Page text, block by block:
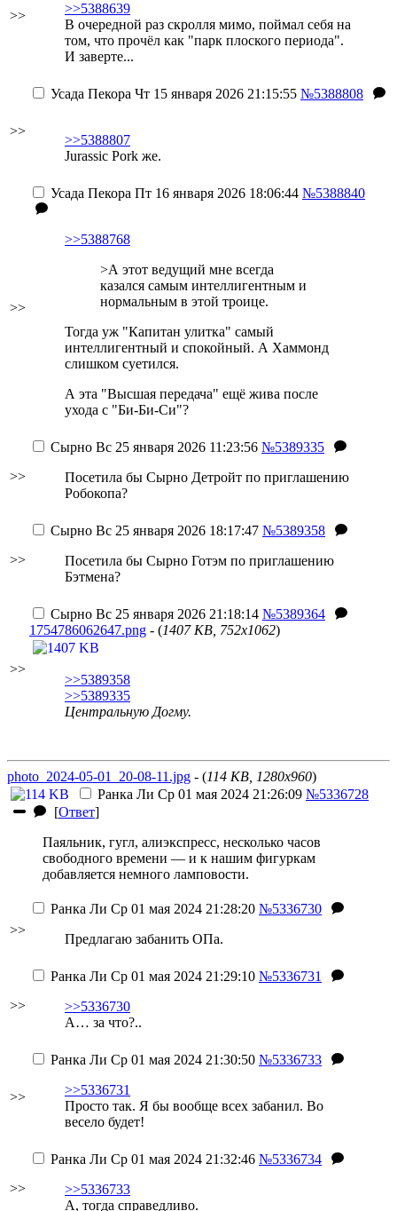
>>
>>5388639
В очередной раз скролля мимо, поймал себя на
том, что прочёл как "парк плоского периода".
И заверте...
>>
Усада Пекора Чт 15 января 2026 21:15:55 №5388808
>>5388807
Jurassic Pork же.
>>
Усада Пекора Пт 16 января 2026 18:06:44 №5388840
>>5388768
>А этот ведущий мне всегда
казался самым интеллигентным и
нормальным в этой троице.
Тогда уж "Капитан улитка" самый
интеллигентный и спокойный. А Хаммонд
слишком суетился.
А эта "Высшая передача" ещё жива после
ухода с "Би-Би-Си"?
>>
Сырно Вс 25 января 2026 11:23:56 №5389335
Посетила бы Сырно Детройт по приглашению
Робокопа?
>>
Сырно Вс 25 января 2026 18:17:47 №5389358
Посетила бы Сырно Готэм по приглашению
Бэтмена?
>>
Сырно Вс 25 января 2026 21:18:14 №5389364
1754786062647.png - (1407 KB, 752x1062)
>>5389358
>>5389335
Центральную Догму.
photo_2024-05-01_20-08-11.jpg - (114 KB, 1280x960)
Ранка Ли Ср 01 мая 2024 21:26:09 №5336728
[Ответ]
Паяльник, гугл, алиэкспресс, несколько часов
свободного времени — и к нашим фигуркам
добавляется немного ламповости.
>>
Ранка Ли Ср 01 мая 2024 21:28:20 №5336730
Предлагаю забанить ОПа.
>>
Ранка Ли Ср 01 мая 2024 21:29:10 №5336731
>>5336730
А… за что?..
>>
Ранка Ли Ср 01 мая 2024 21:30:50 №5336733
>>5336731
Просто так. Я бы вообще всех забанил. Во
весело будет!
>>
Ранка Ли Ср 01 мая 2024 21:32:46 №5336734
>>5336733
А, тогда справедливо.